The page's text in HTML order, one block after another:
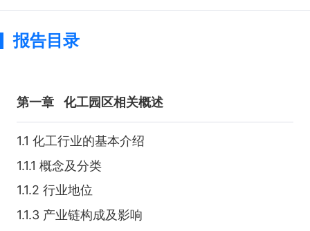
报告目录
第一章 化工园区相关概述
1.1 化工行业的基本介绍
1.1.1 概念及分类
1.1.2 行业地位
1.1.3 产业链构成及影响